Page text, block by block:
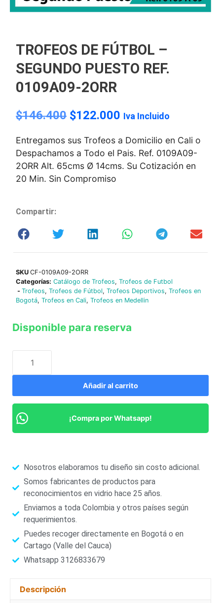
TROFEOS DE FÚTBOL –
SEGUNDO PUESTO REF.
0109A09-2ORR
$146.400 $122.000 Iva Incluido
Entregamos sus Trofeos a Domicilio en Cali o
Despachamos a Todo el Pais. Ref. 0109A09-
2ORR Alt. 65cms Ø 14cms. Su Cotización en
20 Min. Sin Compromiso
Compartir:
SKU CF-0109A09-2ORR
Categorías: Catálogo de Trofeos, Trofeos de Futbol
- Trofeos, Trofeos de Fútbol, Trofeos Deportivos, Trofeos en
Bogotá, Trofeos en Cali, Trofeos en Medellin
Disponible para reserva
Añadir al carrito
¡Compra por Whatsapp!
Nosotros elaboramos tu diseño sin costo adicional.
Somos fabricantes de productos para
reconocimientos en vidrio hace 25 años.
Enviamos a toda Colombia y otros países según
requerimientos.
Puedes recoger directamente en Bogotá o en
Cartago (Valle del Cauca)
Whatsapp 3126833679
Descripción